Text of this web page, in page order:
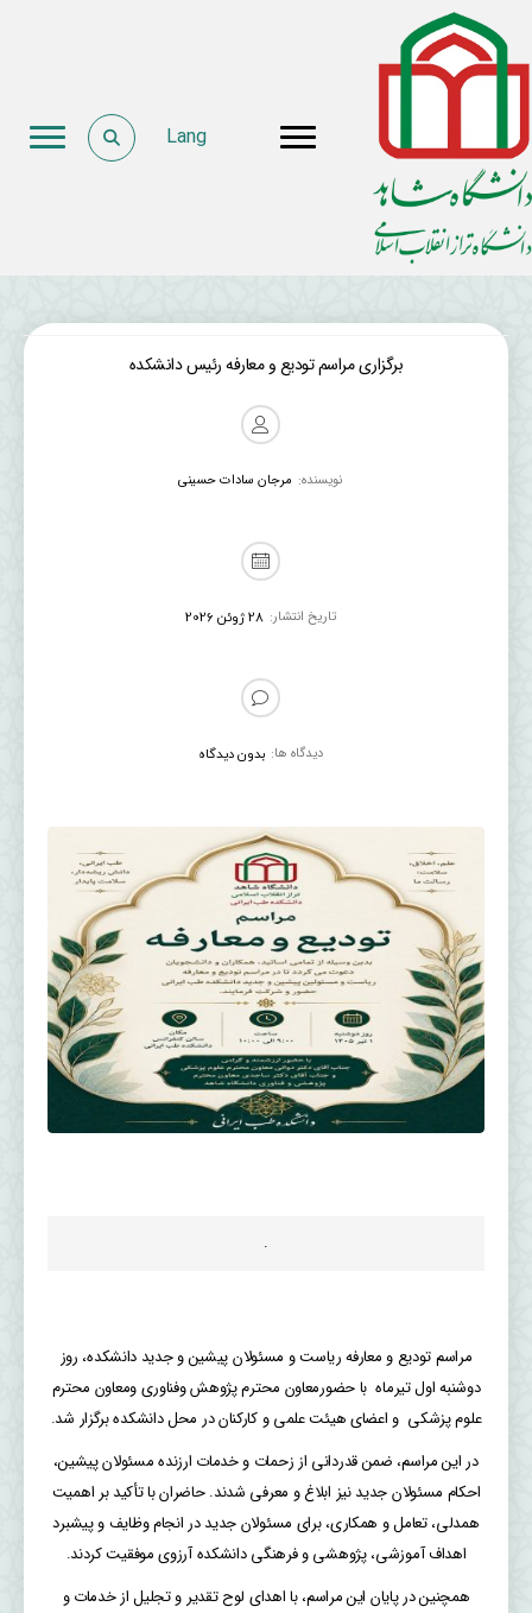
Lang
برگزاری مراسم تودیع و معارفه رئیس دانشکده
نویسنده: مرجان سادات حسینی
تاریخ انتشار: 28 ژوئن 2026
دیدگاه ها: بدون دیدگاه
.
مراسم تودیع و معارفه ریاست و مسئولان پیشین و جدید دانشکده، روز
دوشنبه اول تیرماه با حضورمعاون محترم پژوهش وفناوری ومعاون محترم
علوم پزشکی و اعضای هیئت علمی و کارکنان در محل دانشکده برگزار شد.
در این مراسم، ضمن قدردانی از زحمات و خدمات ارزنده مسئولان پیشین،
احکام مسئولان جدید نیز ابلاغ و معرفی شدند. حاضران با تأکید بر اهمیت
همدلی، تعامل و همکاری، برای مسئولان جدید در انجام وظایف و پیشبرد
اهداف آموزشی، پژوهشی و فرهنگی دانشکده آرزوی موفقیت کردند.
همچنین در پایان این مراسم، با اهدای لوح تقدیر و تجلیل از خدمات و